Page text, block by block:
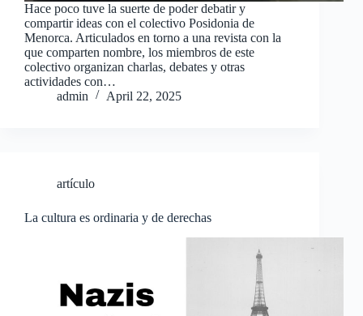
Hace poco tuve la suerte de poder debatir y
compartir ideas con el colectivo Posidonia de
Menorca. Articulados en torno a una revista con la
que comparten nombre, los miembros de este
colectivo organizan charlas, debates y otras
actividades con…
admin
April 22, 2025
artículo
La cultura es ordinaria y de derechas